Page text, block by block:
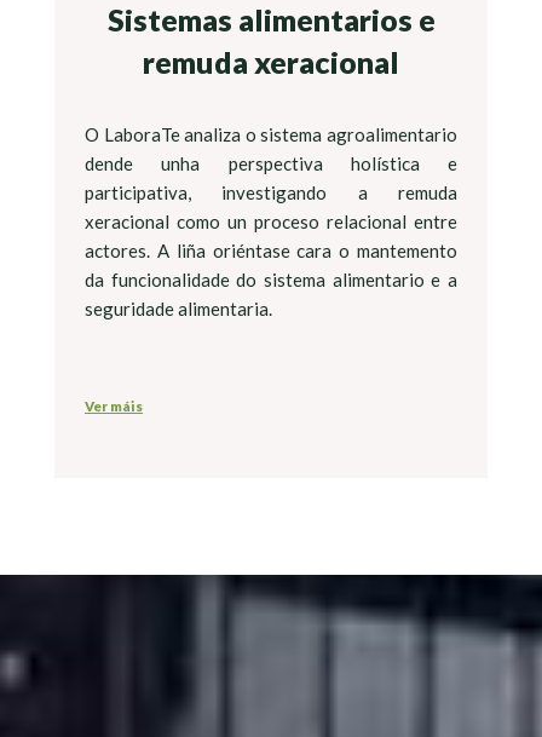
Sistemas alimentarios e
remuda xeracional
O LaboraTe analiza o sistema agroalimentario
dende unha perspectiva holística e
participativa, investigando a remuda
xeracional como un proceso relacional entre
actores. A liña oriéntase cara o mantemento
da funcionalidade do sistema alimentario e a
seguridade alimentaria.
Ver máis